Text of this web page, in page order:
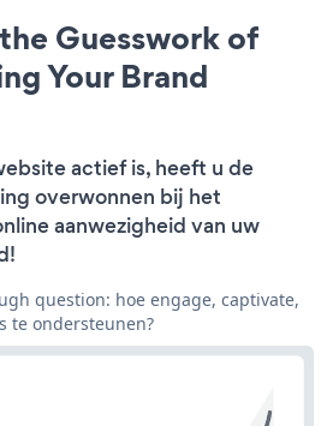
Guesswork of
Your Brand
actief is, heeft u de
overwonnen bij het
aanwezigheid van uw
question: hoe engage, captivate,
te ondersteunen?